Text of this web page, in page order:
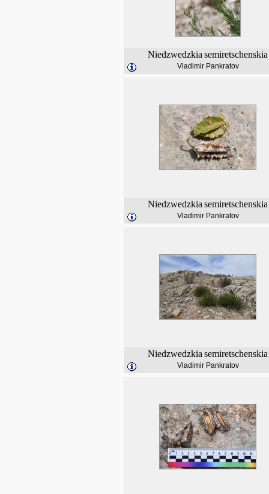
Niedzwedzkia semiretschenskia
Vladimir Pankratov
Niedzwedzkia semiretschenskia
Vladimir Pankratov
Niedzwedzkia semiretschenskia
Vladimir Pankratov